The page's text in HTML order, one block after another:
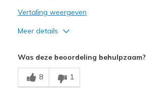
Vertaling weergeven
Meer details
Comfortable
Was deze beoordeling behulpzaam?
8 1